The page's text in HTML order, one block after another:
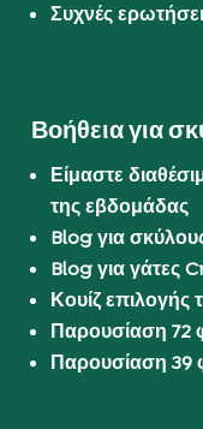
Συχνές
Βοήθεια για
Είμαστε
της εβδομάδας
Blog για
Blog για γάτες
Κουίζ επιλογής
Παρουσίαση
Παρουσίαση